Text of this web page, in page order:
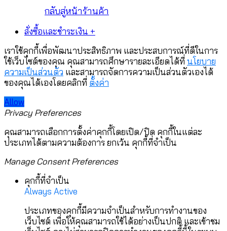
กลับสู่หน้าร้านค้า
สั่งซื้อและชำระเงิน +
เราใช้คุกกี้เพื่อพัฒนาประสิทธิภาพ และประสบการณ์ที่ดีในการ
ใช้เว็บไซต์ของคุณ คุณสามารถศึกษารายละเอียดได้ที่ นโยบาย
ความเป็นส่วนตัว และสามารถจัดการความเป็นส่วนตัวเองได้
ของคุณได้เองโดยคลิกที่ ตั้งค่า
Allow
Privacy Preferences
คุณสามารถเลือกการตั้งค่าคุกกี้โดยเปิด/ปิด คุกกี้ในแต่ละ
ประเภทได้ตามความต้องการ ยกเว้น คุกกี้ที่จำเป็น
Manage Consent Preferences
คุกกี้ที่จำเป็น
Always Active
ประเภทของคุกกี้มีความจำเป็นสำหรับการทำงานของ
เว็บไซต์ เพื่อให้คุณสามารถใช้ได้อย่างเป็นปกติ และเข้าชม